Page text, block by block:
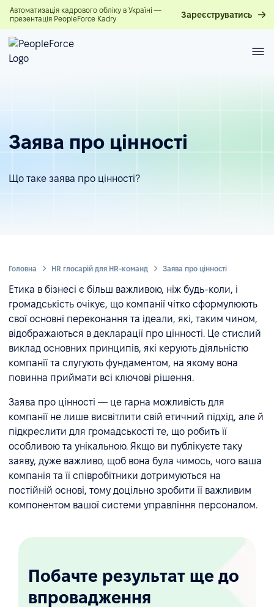
Автоматизація кадрового обліку в Україні —
презентація PeopleForce Kadry
Зареєструватись
Заява про цінності
Що таке заява про цінності?
Головна HR глосарій для HR-команд Заява про цінності
Етика в бізнесі є більш важливою, ніж будь-коли, і
громадськість очікує, що компанії чітко сформулюють
свої основні переконання та ідеали, які, таким чином,
відображаються в декларації про цінності. Це стислий
виклад основних принципів, які керують діяльністю
компанії та слугують фундаментом, на якому вона
повинна приймати всі ключові рішення.
Заява про цінності — це гарна можливість для
компанії не лише висвітлити свій етичний підхід, але й
підкреслити для громадськості те, що робить її
особливою та унікальною. Якщо ви публікуєте таку
заяву, дуже важливо, щоб вона була чимось, чого ваша
компанія та її співробітники дотримуються на
постійній основі, тому доцільно зробити її важливим
компонентом вашої системи управління персоналом.
Побачте результат ще до
впровадження